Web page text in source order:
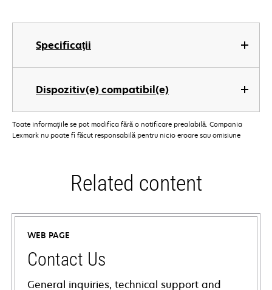
Specificaţii
Dispozitiv(e) compatibil(e)
Toate informaţiile se pot modifica fără o notificare prealabilă. Compania
Lexmark nu poate fi făcut responsabilă pentru nicio eroare sau omisiune
Related content
WEB PAGE
Contact Us
General inquiries, technical support and